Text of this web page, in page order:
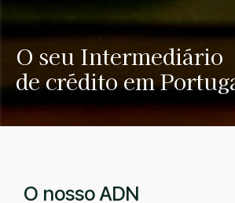
O seu Intermediário
de crédito em
O nosso ADN